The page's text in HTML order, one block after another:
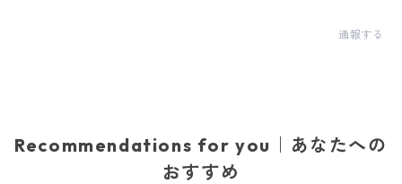
通報する
Recommendations for you｜あなたへの
おすすめ